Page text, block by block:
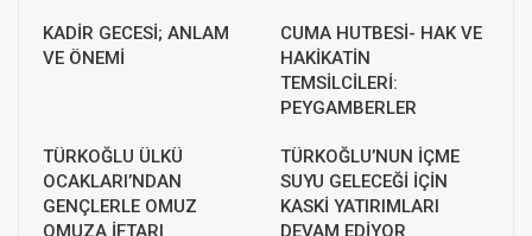
KADİR GECESİ; ANLAM
VE ÖNEMİ
CUMA HUTBESİ- HAK VE
HAKİKATİN
TEMSİLCİLERİ:
PEYGAMBERLER
TÜRKOĞLU ÜLKÜ
OCAKLARI’NDAN
GENÇLERLE OMUZ
TÜRKOĞLU’NUN İÇME
SUYU GELECEĞİ İÇİN
KASKİ YATIRIMLARI